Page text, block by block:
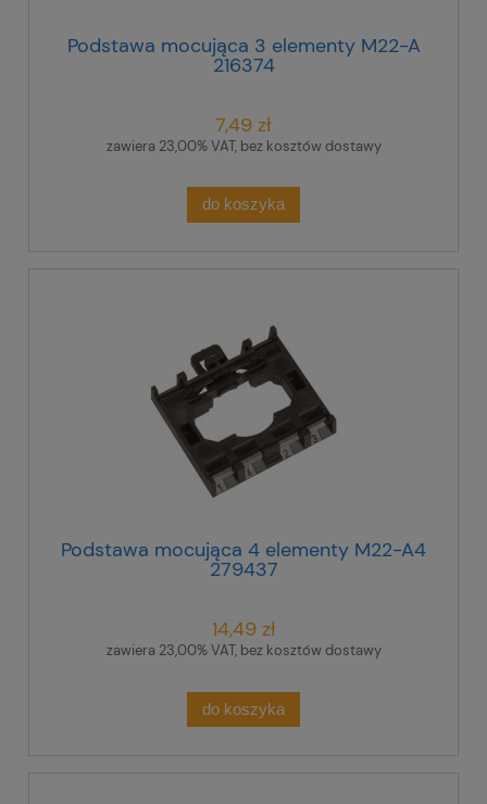
Podstawa mocująca 3 elementy M22-A
216374
7,49 zł
zawiera 23,00% VAT, bez kosztów dostawy
do koszyka
Podstawa mocująca 4 elementy M22-A4
279437
14,49 zł
zawiera 23,00% VAT, bez kosztów dostawy
do koszyka